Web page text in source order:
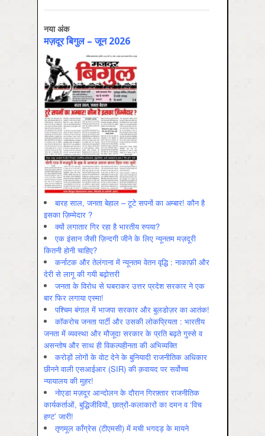
नया अंक
मज़दूर बिगुल – जून 2026
बारह साल, जनता बेहाल – टूटे सपनों का अम्बार! कौन है
इसका ज़िम्मेदार ?
क्यों लगातार गिर रहा है भारतीय रुपया?
एक इंसान जैसी ज़िन्दगी जीने के लिए न्यूनतम मज़दूरी
कितनी होनी चाहिए?
कर्नाटक और तेलंगाना में न्यूनतम वेतन वृद्धि : नाकाफ़ी और
देरी से लागू की गयी बढ़ोत्तरी
जनता के विरोध से घबराकर उत्तर प्रदेश सरकार ने एक
बार फिर लगाया एस्मा!
पश्चिम बंगाल में भाजपा सरकार और बुलडोज़र का आतंक!
कॉकरोच जनता पार्टी और उसकी लोकप्रियता : भारतीय
जनता में व्‍यवस्‍था और मौजूदा सरकार के प्रति बढ़ते गुस्‍से व
असन्‍तोष और साथ ही विकल्‍पहीनता की अभिव्‍यक्ति
करोड़ों लोगों के वोट देने के बुनियादी राजनीतिक अधिकार
छीनने वाली एसआईआर (SIR) की क़वायद पर सर्वोच्च
न्यायालय की मुहर!
नोएडा मज़दूर आन्दोलन के दौरान गिरफ़्तार राजनीतिक
कार्यकर्ताओं, बुद्धिजीवियों, छात्रों-कलाकारों का दमन व ‘विच
हण्ट’ जारी!
तृणमूल काँग्रेस (टीएमसी) में मची भगदड़ के मायने